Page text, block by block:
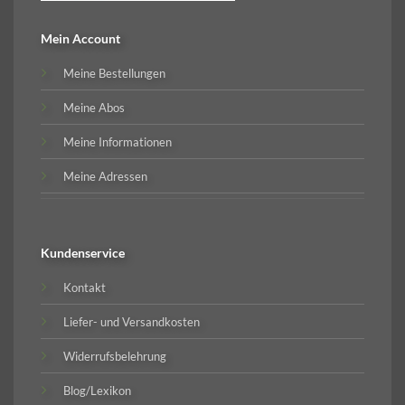
Mein Account
Meine Bestellungen
Meine Abos
Meine Informationen
Meine Adressen
Kundenservice
Kontakt
Liefer- und Versandkosten
Widerrufsbelehrung
Blog/Lexikon